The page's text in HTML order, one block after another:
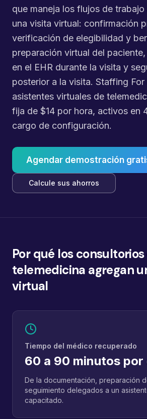
que maneja los flujos de
una visita virtual: confirmación
verificación de elegibilidad y
preparación virtual del
en el EHR durante la visita y
posterior a la visita. Staffing
asistentes virtuales de
fija de $14 por hora, activos en
cargo de configuración.
Agendar demostración
Calcule sus ahorros
Por qué los
telemedicina agregan
virtual
Tiempo del médico recuperado
60 a 90 minutos por
De la documentación, preparación
seguimiento delegados a un
capacitado.